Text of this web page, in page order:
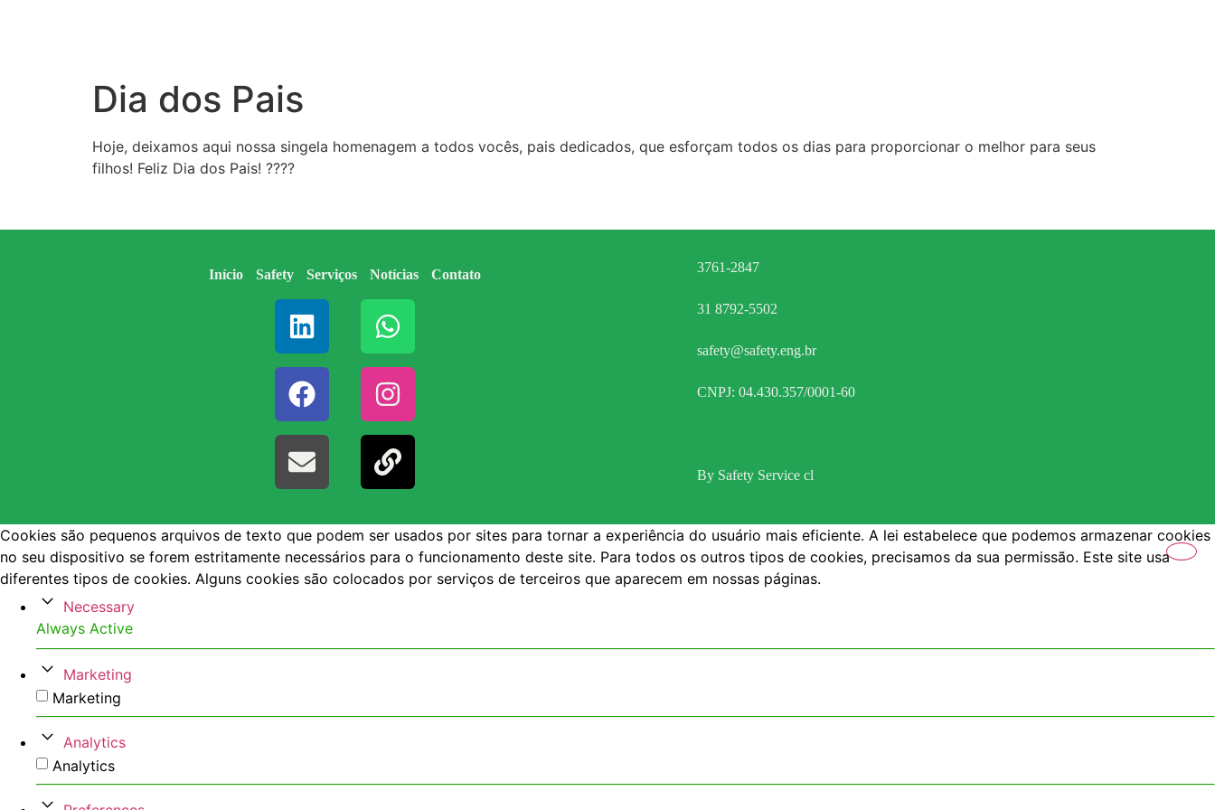
Dia dos Pais
Hoje, deixamos aqui nossa singela homenagem a todos vocês, pais dedicados, que esforçam todos os dias para proporcionar o melhor para seus
filhos! Feliz Dia dos Pais! ????
Início Safety Serviços Notícias Contato 3761-2847
31 8792-5502
safety@safety.eng.br
CNPJ: 04.430.357/0001-60
By Safety Service cl
Cookies são pequenos arquivos de texto que podem ser usados por sites para tornar a experiência do usuário mais eficiente. A lei estabelece que podemos armazenar cookies
no seu dispositivo se forem estritamente necessários para o funcionamento deste site. Para todos os outros tipos de cookies, precisamos da sua permissão. Este site usa
diferentes tipos de cookies. Alguns cookies são colocados por serviços de terceiros que aparecem em nossas páginas.
Necessary
Always Active
Marketing
Marketing
Analytics
Analytics